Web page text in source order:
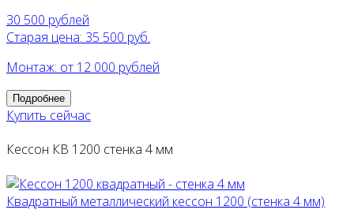
30 500 рублей
Старая цена: 35 500 руб.
Монтаж: от 12 000 рублей
Подробнее
Купить сейчас
Кессон КВ 1200 стенка 4 мм
Квадратный металлический кессон 1200 (стенка 4 мм)